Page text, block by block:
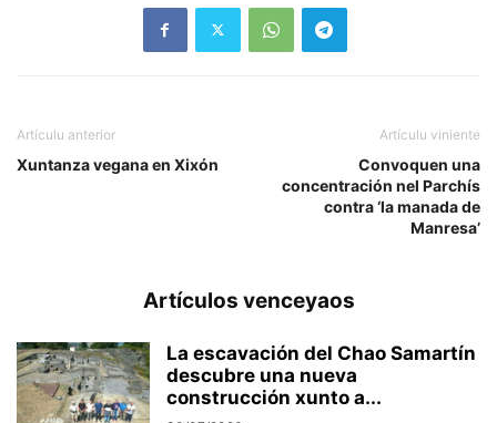
Artículu anterior
Xuntanza vegana en Xixón
Artículu viniente
Convoquen una
concentración nel Parchís
contra ‘la manada de
Manresa’
Artículos venceyaos
La escavación del Chao Samartín
descubre una nueva
construcción xunto a...